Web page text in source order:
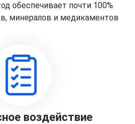
обеспечивает почти 100%
минералов и медикаментов
воздействие